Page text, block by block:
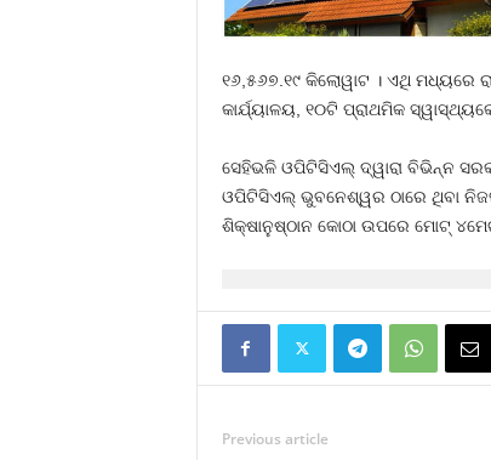
୧୬,୫୬୭.୧୯ କିଲୋୱାଟ । ଏଥି ମଧ୍ୟରେ
କାର୍ଯ୍ୟାଳୟ, ୧୦ଟି ପ୍ରାଥମିକ
ସେହିଭଳି ଓପିଟିସିଏଲ୍‍ ଦ୍ୱାରା ବିଭିନ୍ନ
ଓପିଟିସିଏଲ୍‍ ଭୁବନେଶ୍ୱର ଠାରେ ଥିବା
ଶିକ୍ଷାନୁଷ୍ଠାନ କୋଠା ଉପରେ ମୋଟ୍‍
Previous article